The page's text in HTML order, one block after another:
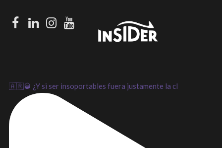
Facebook
LinkedIn
Instagram
Youtube
🇦🇷🥃 ¿Y si ser insoportables fuera justamente la cl